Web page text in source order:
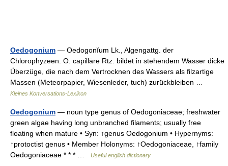
Oedogonium — Oedogonĭum Lk., Algengattg. der
Chlorophyzeen. O. capillāre Rtz. bildet in stehendem Wasser dicke
Überzüge, die nach dem Vertrocknen des Wassers als filzartige
Massen (Meteorpapier, Wiesenleder, tuch) zurückbleiben …
Kleines Konversations-Lexikon
Oedogonium — noun type genus of Oedogoniaceae; freshwater
green algae having long unbranched filaments; usually free
floating when mature • Syn: ↑genus Oedogonium • Hypernyms:
↑protoctist genus • Member Holonyms: ↑Oedogoniaceae, ↑family
Oedogoniaceae * * * …
Useful english dictionary